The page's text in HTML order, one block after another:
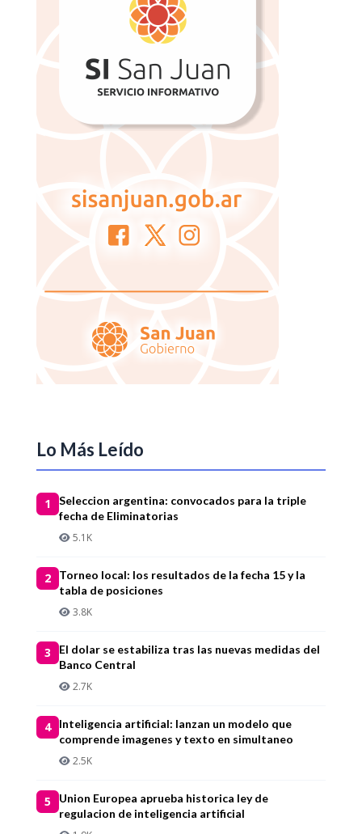
Lo Más Leído
1
Seleccion argentina: convocados para la triple
fecha de Eliminatorias
5.1K
2
Torneo local: los resultados de la fecha 15 y la
tabla de posiciones
3.8K
3
El dolar se estabiliza tras las nuevas medidas del
Banco Central
2.7K
4
Inteligencia artificial: lanzan un modelo que
comprende imagenes y texto en simultaneo
2.5K
5
Union Europea aprueba historica ley de
regulacion de inteligencia artificial